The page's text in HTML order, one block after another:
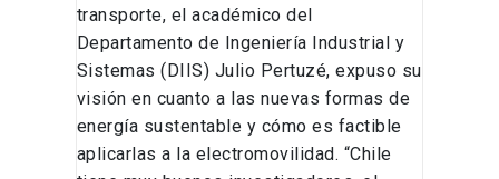
transporte, el académico del
Departamento de Ingeniería Industrial y
Sistemas (DIIS) Julio Pertuzé, expuso su
visión en cuanto a las nuevas formas de
energía sustentable y cómo es factible
aplicarlas a la electromovilidad. “Chile